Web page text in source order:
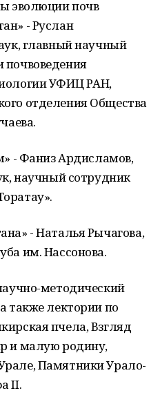
эволюции почв
- Руслан
главный научный
почвоведения
УФИЦ РАН,
отделения Общества
- Фаниз Ардисламов,
научный сотрудник
- Наталья Рычагова,
им. Нассонова.
методический
также лектории по
пчела, Взгляд
и малую родину,
Памятники Урало-
II.